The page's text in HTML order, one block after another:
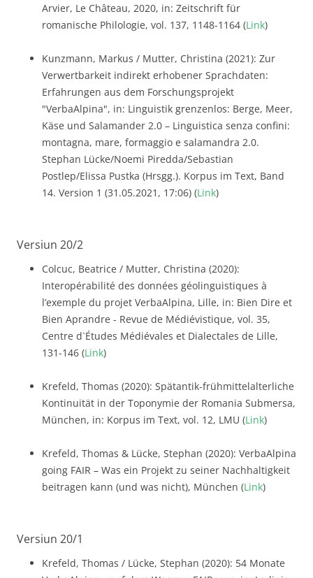
Arvier, Le Château, 2020, in: Zeitschrift für
romanische Philologie, vol. 137, 1148-1164 (Link)
Kunzmann, Markus / Mutter, Christina (2021): Zur
Verwertbarkeit indirekt erhobener Sprachdaten:
Erfahrungen aus dem Forschungsprojekt
"VerbaAlpina", in: Linguistik grenzenlos: Berge, Meer,
Käse und Salamander 2.0 – Linguistica senza confini:
montagna, mare, formaggio e salamandra 2.0.
Stephan Lücke/Noemi Piredda/Sebastian
Postlep/Elissa Pustka (Hrsgg.). Korpus im Text, Band
14. Version 1 (31.05.2021, 17:06) (Link)
Versiun 20/2
Colcuc, Beatrice / Mutter, Christina (2020):
Interopérabilité des données géolinguistiques à
l’exemple du projet VerbaAlpina, Lille, in: Bien Dire et
Bien Aprandre - Revue de Médiévistique, vol. 35,
Centre d`Études Médiévales et Dialectales de Lille,
131-146 (Link)
Krefeld, Thomas (2020): Spätantik-frühmittelalterliche
Kontinuität in der Toponymie der Romania Submersa,
München, in: Korpus im Text, vol. 12, LMU (Link)
Krefeld, Thomas & Lücke, Stephan (2020): VerbaAlpina
going FAIR – Was ein Projekt zu seiner Nachhaltigkeit
beitragen kann (und was nicht), München (Link)
Versiun 20/1
Krefeld, Thomas / Lücke, Stephan (2020): 54 Monate